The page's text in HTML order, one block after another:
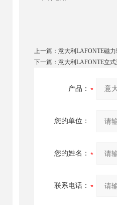
上一篇： 意大利LAFONTE磁
下一篇： 意大利LAFONTE立
产品：
您的单位：
您的姓名：
联系电话：